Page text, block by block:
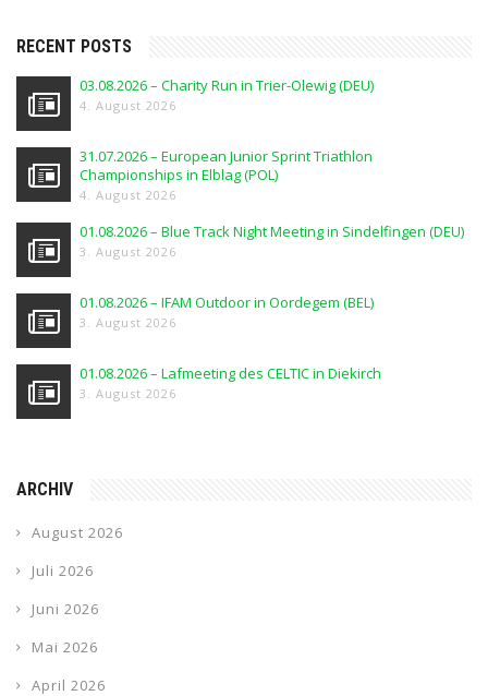
RECENT POSTS
03.08.2026 – Charity Run in Trier-Olewig (DEU)
4. August 2026
31.07.2026 – European Junior Sprint Triathlon
Championships in Elblag (POL)
4. August 2026
01.08.2026 – Blue Track Night Meeting in Sindelfingen (DEU)
3. August 2026
01.08.2026 – IFAM Outdoor in Oordegem (BEL)
3. August 2026
01.08.2026 – Lafmeeting des CELTIC in Diekirch
3. August 2026
ARCHIV
August 2026
Juli 2026
Juni 2026
Mai 2026
April 2026